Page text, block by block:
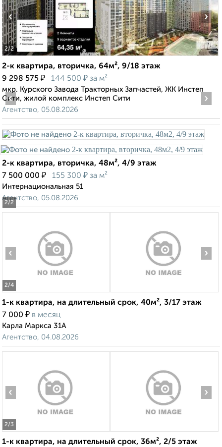
2/2
‹ ›
2-к квартира, вторичка, 64м², 9/18 этаж
9 298 575 ₽ 144 500 ₽ за м²
мкр. Курского Завода Тракторных Запчастей, ЖК Инстеп
Сити, жилой комплекс Инстеп Сити
Агентство, 05.08.2026
2/2
‹ ›
2-к квартира, вторичка, 48м², 4/9 этаж
7 500 000 ₽ 155 300 ₽ за м²
Интернациональная 51
Агентство, 05.08.2026
2/4
‹ ›
1-к квартира, на длительный срок, 40м², 3/17 этаж
7 000 ₽ в месяц
Карла Маркса 31А
Агентство, 04.08.2026
2/3
‹ ›
1-к квартира, на длительный срок, 36м², 2/5 этаж